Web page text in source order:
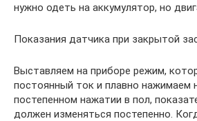
нужно одеть на аккумулятор, но
Показания датчика при закрытой
Выставляем на приборе режим,
постоянный ток и плавно нажимаем
постепенном нажатии в пол,
должен изменяться постепенно.